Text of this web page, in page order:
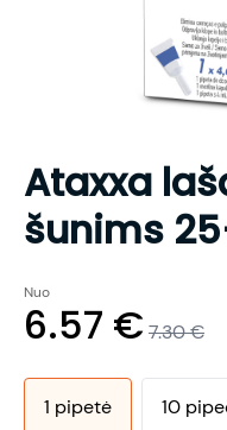
Ataxxa
šunims
Nuo
6.57 € 7.30€
1 pipetė 10